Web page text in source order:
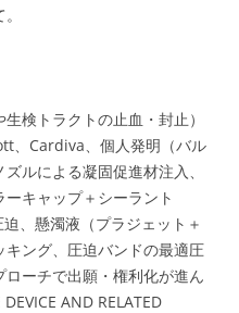
検トラクトの止血・封止）
、Cardiva、個人発明（バル
ルによる凝固促進材注入、
キャップ＋シーラント
迫、懸濁液（プラジェット＋
ング、圧迫バンドの最適圧
ーチで出願・権利化が進ん
AND RELATED